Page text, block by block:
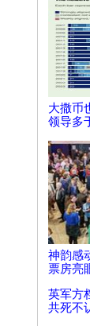
大撒币
领导多
神韵感
票房亮
英军方
共死不